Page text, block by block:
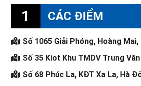
1 CÁC ĐIỂM
Số 1065 Giải Phóng, Hoàng Mai,
Số 35 Kiot Khu TMDV Trung
Số 68 Phúc La, KĐT Xa La, Hà